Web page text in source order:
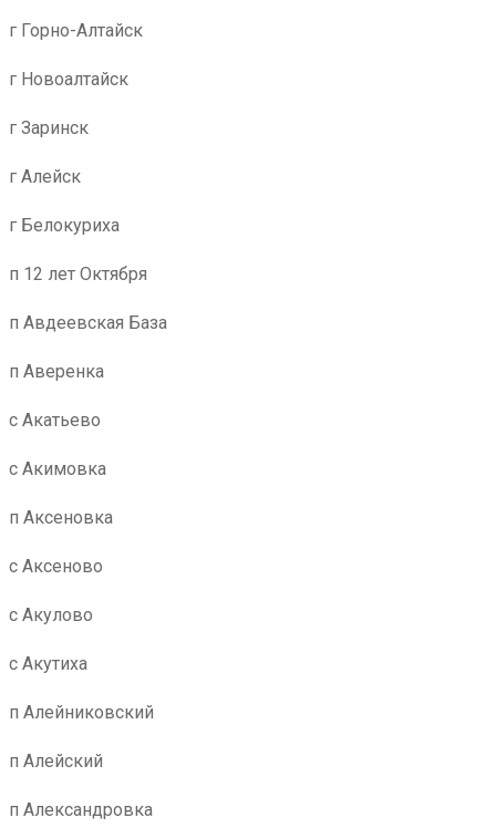
г Горно-Алтайск
г Новоалтайск
г Заринск
г Алейск
г Белокуриха
п 12 лет Октября
п Авдеевская База
п Аверенка
с Акатьево
с Акимовка
п Аксеновка
с Аксеново
с Акулово
с Акутиха
п Алейниковский
п Алейский
п Александровка